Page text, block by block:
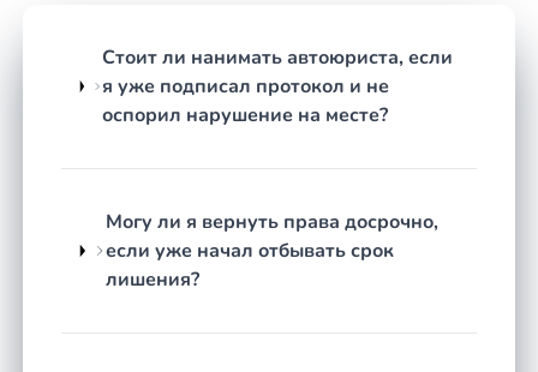
свидетельскими показаниями,
технической документацией.
Оставление места ДТП— выяснение,
Повторные нарушения — проверка
сроков, правильности учёта предыдущих
постановлений, возможности замены
Стоит ли нанимать автоюриста, если
я уже подписал протокол и не
оспорил нарушение на месте?
Могу ли я вернуть права досрочно,
если уже начал отбывать срок
лишения?